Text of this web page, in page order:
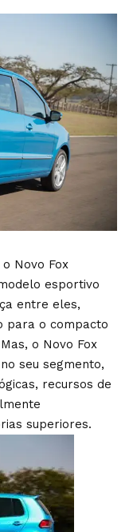
Novo Fox
esportivo
entre eles,
para o compacto
o Novo Fox
seu segmento,
recursos de
superiores.